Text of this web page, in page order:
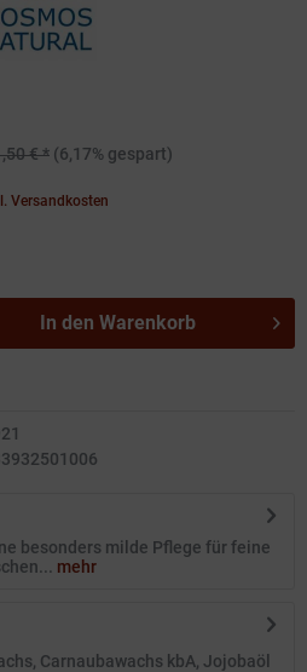
€ * (6,17% gespart)
Versandkosten
In den Warenkorb
besonders milde Pflege für feine
mehr
Carnaubawachs kbA, Jojobaöl